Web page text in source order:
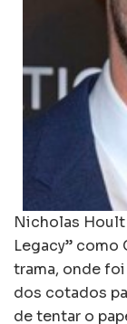
Nicholas Hoult
Legacy” como
trama, onde
dos cotados
de tentar o